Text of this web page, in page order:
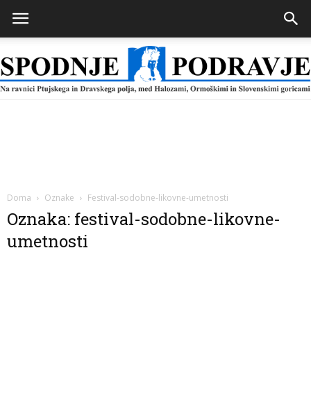
Doma Oznake Festival-sodobne-likovne-umetnosti
Oznaka: festival-sodobne-likovne-
umetnosti